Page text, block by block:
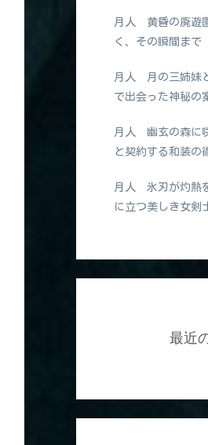
月人 黄昏の廃遊
く、その瞬間まで
月人 月の三姉妹
で出会った神秘の
月人 幽玄の森に
と契約する和装の
月人 氷刃が灼熱
に立つ美しき女剣
最近